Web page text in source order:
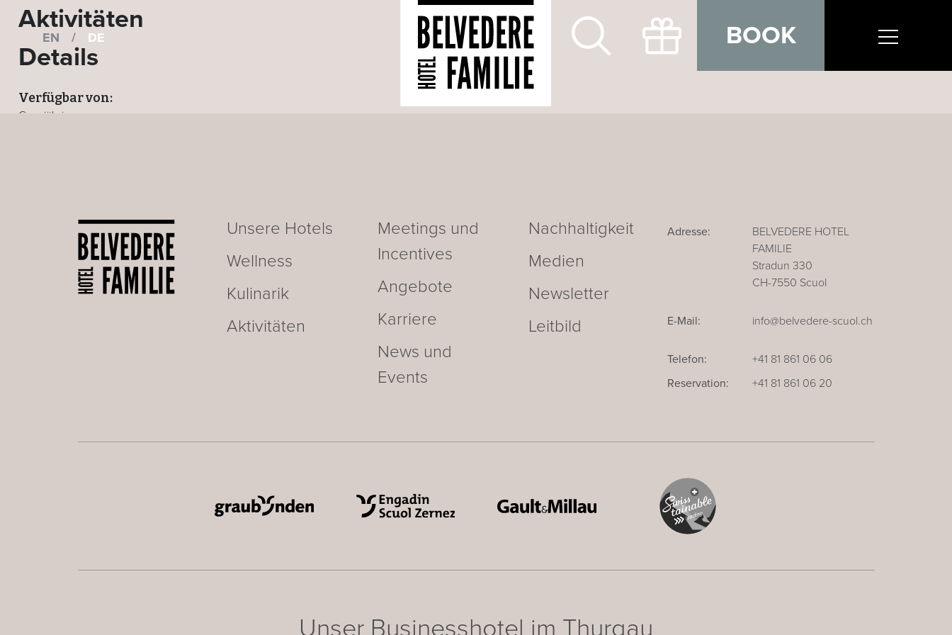
EN / DE BOOK
Aktivitäten
Details
Verfügbar von:
Ganzjährig
Unsere Hotels
Wellness
Kulinarik
Aktivitäten
Meetings und
Incentives
Angebote
Karriere
News und
Events
Nachhaltigkeit
Medien
Newsletter
Leitbild
Adresse:
BELVEDERE HOTEL
FAMILIE
Stradun 330
CH-7550 Scuol
E-Mail: info@belvedere-scuol.ch
Telefon:
+41 81 861 06 06
Reservation:
+41 81 861 06 20
Unser Businesshotel im Thurgau